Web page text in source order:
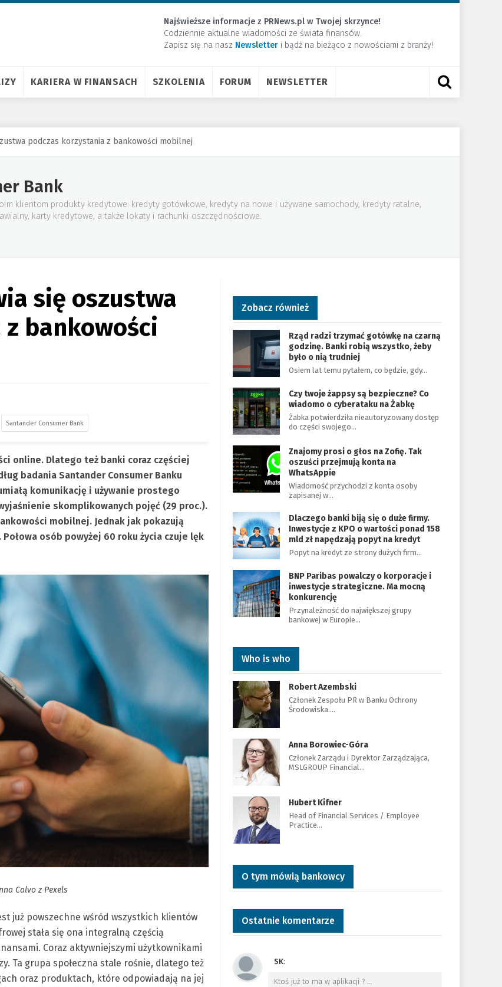
Najświeższe informacje z PRNews.pl w Twojej skrzynce!
Codziennie aktualne wiadomości ze świata finansów.
Zapisz się na nasz Newsletter ​i bądź na bieżąco z nowościami z branży!
KARIERA W FINANSACH SZKOLENIA FORUM NEWSLETTER
podczas korzystania z bankowości mobilnej
Bank
klientom produkty kredytowe: kredyty gotówkowe, kredyty na nowe i używane samochody, kredyty ratalne,
karty kredytowe, a także lokaty i rachunki oszczędnościowe.
się oszustwa
bankowości
Santander Consumer Bank
online. Dlatego też banki coraz częściej
badania Santander Consumer Banku
komunikację i używanie prostego
skomplikowanych pojęć (29 proc.).
mobilnej. Jednak jak pokazują
osób powyżej 60 roku życia czuje lęk
Calvo z Pexels
już powszechne wśród wszystkich klientów
stała się ona integralną częścią
Coraz aktywniejszymi użytkownikami
Ta grupa społeczna stale rośnie, dlatego też
oraz produktach, które odpowiadają na jej
Zobacz również
Rząd radzi trzymać gotówkę na czarną
godzinę. Banki robią wszystko, żeby
było o nią trudniej
Osiem lat temu pytałem, co będzie, gdy…
Czy twoje żappsy są bezpieczne? Co
wiadomo o cyberataku na Żabkę
Żabka potwierdziła nieautoryzowany dostęp
do części swojego…
Znajomy prosi o głos na Zofię. Tak
oszuści przejmują konta na
WhatsAppie
Wiadomość przychodzi z konta osoby
zapisanej w…
Dlaczego banki biją się o duże firmy.
Inwestycje z KPO o wartości ponad 158
mld zł napędzają popyt na kredyt
Popyt na kredyt ze strony dużych firm…
BNP Paribas powalczy o korporacje i
inwestycje strategiczne. Ma mocną
konkurencję
Przynależność do największej grupy
bankowej w Europie…
Who is who
Robert Azembski
Członek Zespołu PR w Banku Ochrony
Środowiska.…
Anna Borowiec-Góra
Członek Zarządu i Dyrektor Zarządzająca,
MSLGROUP Financial…
Hubert Kifner
Head of Financial Services / Employee
Practice…
O tym mówią bankowcy
Ostatnie komentarze
SK:
Ktoś już to ma w aplikacji ? …